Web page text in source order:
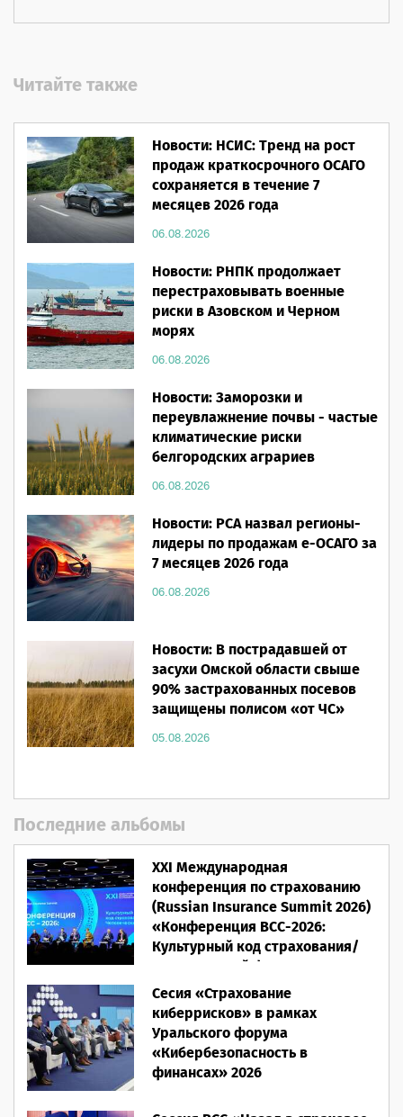
Читайте также
Новости: НСИС: Тренд на рост
продаж краткосрочного ОСАГО
сохраняется в течение 7
месяцев 2026 года
06.08.2026
Новости: РНПК продолжает
перестраховывать военные
риски в Азовском и Черном
морях
06.08.2026
Новости: Заморозки и
переувлажнение почвы - частые
климатические риски
белгородских аграриев
06.08.2026
Новости: РСА назвал регионы-
лидеры по продажам е-ОСАГО за
7 месяцев 2026 года
06.08.2026
Новости: В пострадавшей от
засухи Омской области свыше
90% застрахованных посевов
защищены полисом «от ЧС»
05.08.2026
Последние альбомы
XXI Международная
конференция по страхованию
(Russian Insurance Summit 2026)
«Конференция ВСС-2026:
Культурный код страхования/
Человеческий фактор»
28.05.2026
Сесия «Страхование
киберрисков» в рамках
Уральского форума
«Кибербезопасность в
финансах» 2026